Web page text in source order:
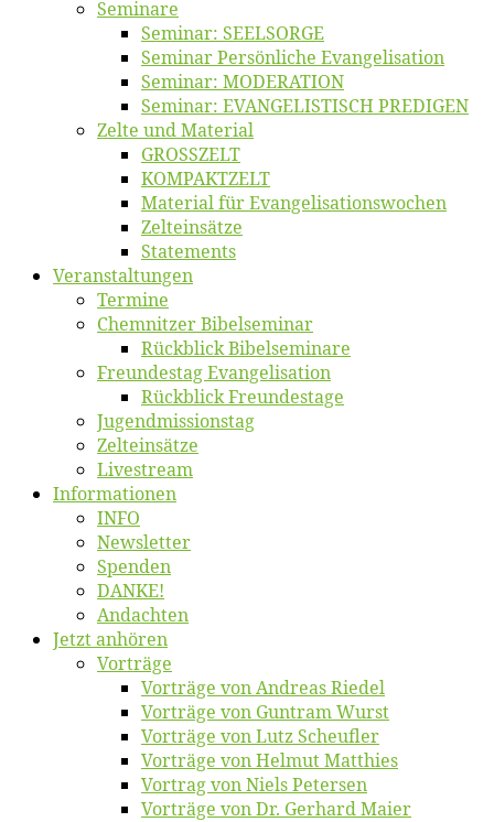
Se­mi­na­re
Se­mi­nar: SEELSORGE
Se­mi­nar Per­sön­li­che Evangelisation
Se­mi­nar: MODERATION
Se­mi­nar: EVANGELISTISCH PREDIGEN
Zel­te und Material
GROSSZELT
KOMPAKTZELT
Ma­te­ri­al für Evangelisationswochen
Zelt­ein­sät­ze
State­ments
Ver­an­stal­tun­gen
Ter­mi­ne
Chemnit­zer Bibelseminar
Rück­blick Bibelseminare
Freun­des­tag Evangelisation
Rück­blick Freundestage
Jugend­mis­sions­tag
Zelt­ein­sät­ze
Live­stream
Informatio­nen
INFO
News­let­ter
Spen­den
DANKE!
An­dach­ten
Jetzt an­hö­ren
Vor­trä­ge
Vor­trä­ge von An­dre­as Riedel
Vor­trä­ge von Gun­tram Wurst
Vor­trä­ge von Lutz Scheufler
Vor­trä­ge von Hel­mut Matthies
Vor­trag von Niels Petersen
Vor­trä­ge von Dr. Ger­hard Maier